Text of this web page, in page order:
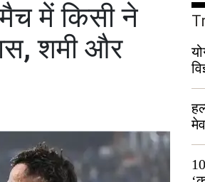
में किसी ने
शमी और